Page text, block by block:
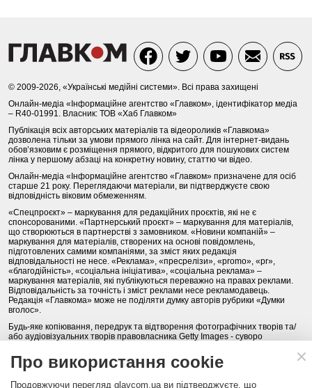
© 2009-2026, «Українські медійні системи». Всі права захищені
Онлайн-медіа «Інформаційне агентство «Главком», ідентифікатор медіа
– R40-01991. Власник: ТОВ «Хаб Главком»
Публікація всіх авторських матеріалів та відеороликів «Главкома»
дозволена тільки за умови прямого лінка на сайт. Для інтернет-видань
обов’язковим є розміщення прямого, відкритого для пошукових систем
лінка у першому абзаці на конкретну новину, статтю чи відео.
Онлайн-медіа «Інформаційне агентство «Главком» призначене для осіб
старше 21 року. Переглядаючи матеріали, ви підтверджуєте свою
відповідність віковим обмеженням.
«Спецпроєкт» – маркування для редакційних проєктів, які не є
спонсорованими. «Партнерський проєкт» – маркування для матеріалів,
що створюються в партнерстві з замовником. «Новини компаній» –
маркування для матеріалів, створених на основі повідомлень,
підготовлених самими компаніями, за зміст яких редакція
відповідальності не несе. «Реклама», «пресрелізи», «promo», «pr»,
«благодійність», «соціальна ініціатива», «соціальна реклама» –
маркування матеріалів, які публікуються переважно на правах реклами.
Відповідальність за точність і зміст реклами несе рекламодавець.
Редакція «Главкома» може не поділяти думку авторів рубрики «Думки
вголос».
Будь-яке копіювання, передрук та відтворення фотографічних творів та/
або аудіовізуальних творів правовласника Getty Images - суворо
Політика конфіденційності (Privacy Policy). Правила сайту
Про використання cookie
Продовжуючи перегляд glavcom.ua ви підтверджуєте, що